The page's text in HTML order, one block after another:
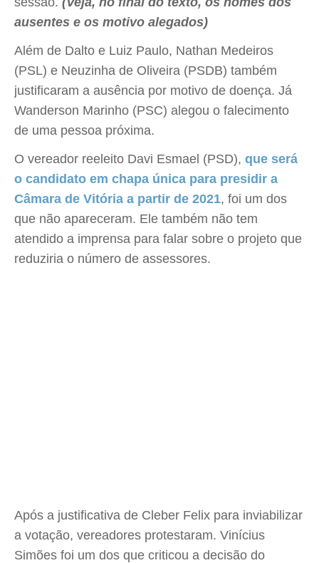
ausentes e os motivo alegados)
Além de Dalto e Luiz Paulo, Nathan Medeiros
(PSL) e Neuzinha de Oliveira (PSDB) também
justificaram a ausência por motivo de doença. Já
Wanderson Marinho (PSC) alegou o falecimento
de uma pessoa próxima.
O vereador reeleito Davi Esmael (PSD), que será
o candidato em chapa única para presidir a
Câmara de Vitória a partir de 2021, foi um dos
que não apareceram. Ele também não tem
atendido a imprensa para falar sobre o projeto que
reduziria o número de assessores.
Após a justificativa de Cleber Felix para inviabilizar
a votação, vereadores protestaram. Vinícius
Simões foi um dos que criticou a decisão do